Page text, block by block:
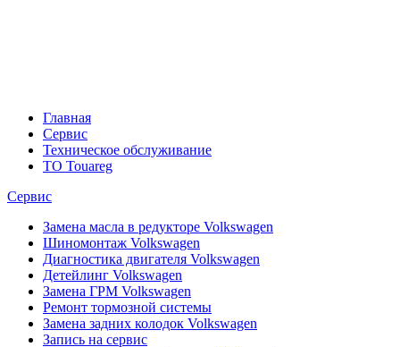
Главная
Сервис
Техническое обслуживание
ТO Touareg
Сервис
Замена масла в редукторе Volkswagen
Шиномонтаж Volkswagen
Диагностика двигателя Volkswagen
Детейлинг Volkswagen
Замена ГРМ Volkswagen
Ремонт тормозной системы
Замена задних колодок Volkswagen
Запись на сервис